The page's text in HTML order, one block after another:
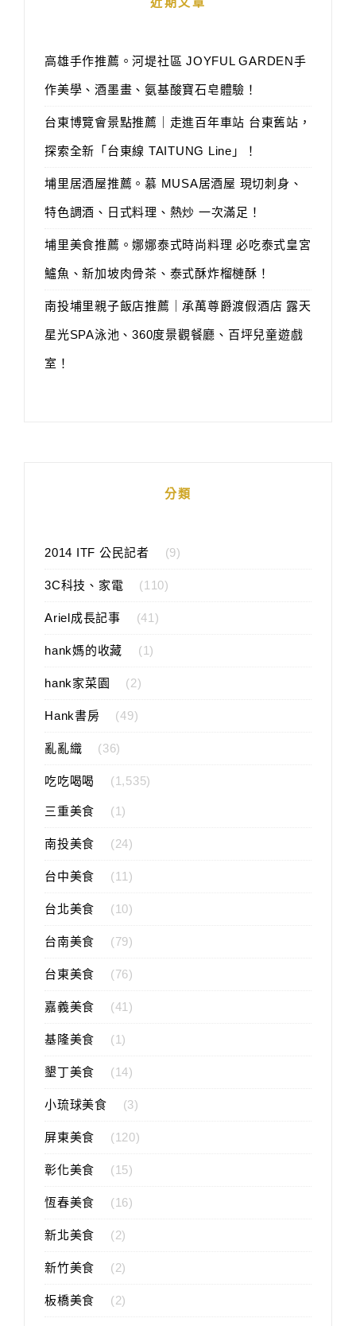
高雄手作推薦。河堤社區 JOYFUL GARDEN手
作美學、酒墨畫、氨基酸寶石皂體驗！
台東博覽會景點推薦｜走進百年車站 台東舊站，
探索全新「台東線 TAITUNG Line」！
埔里居酒屋推薦。慕 MUSA居酒屋 現切刺身、
特色調酒、日式料理、熱炒 一次滿足！
埔里美食推薦。娜娜泰式時尚料理 必吃泰式皇宮
鱸魚、新加坡肉骨茶、泰式酥炸榴槤酥！
南投埔里親子飯店推薦｜承萬尊爵渡假酒店 露天
星光SPA泳池、360度景觀餐廳、百坪兒童遊戲
室！
分類
2014 ITF 公民記者 (9)
3C科技、家電 (110)
Ariel成長記事 (41)
hank媽的收藏 (1)
hank家菜園 (2)
Hank書房 (49)
亂亂織 (36)
吃吃喝喝 (1,535)
三重美食 (1)
南投美食 (24)
台中美食 (11)
台北美食 (10)
台南美食 (79)
台東美食 (76)
嘉義美食 (41)
基隆美食 (1)
墾丁美食 (14)
小琉球美食 (3)
屏東美食 (120)
彰化美食 (15)
恆春美食 (16)
新北美食 (2)
新竹美食 (2)
板橋美食 (2)